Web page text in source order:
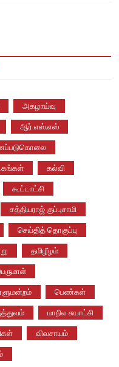
அகழாய்வு
ஆர்.எஸ்.எஸ்
கல்வி
கூட்டாட்சி
சத்தியராஜ் குப்புசாமி
செய்தித் தொகுப்பு
தமிழீழம்
பெண்கள்
மாநில சுயாட்சி
விவசாயம்